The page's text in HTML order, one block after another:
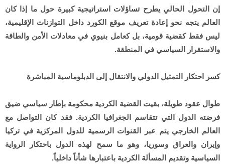
إن التحول الحالي يطرح تساؤلات استراتيجية كبيرة حول ما إذا كان
العالم يتجه نحو إعادة تعريف موقع الكورد داخل التوازنات الإقليمية،
ليس فقط كقضية قومية، بل كعامل بنيوي في معادلات الأمن والطاقة
والاستقرار السياسي في المنطقة.
كسر احتكار التمثيل الدولي والانتقال إلى الدبلوماسية المباشرة
طوال عقود طويلة، بقيت القضية الكردية محكومة بإطار سياسي ضيق
فرضته الدول التي تتقاسم الجغرافيا الكردية. فقد كان التواصل مع
العالم الخارجي يتم عبر القنوات الرسمية للدول المركزية في تركيا
وإيران والعراق وسوريا، وهو ما سمح لهذه الدول باحتكار الرواية
السياسية وتقديم المسألة الكردية باعتبارها شأناً داخلياً.